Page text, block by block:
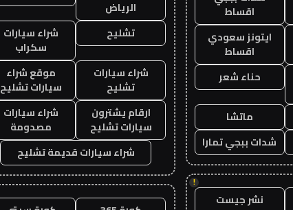
اقساط
ايتونز سعودي
اقساط
حناء شعر
ماتشا
شدات ببجي تمارا
!
نشر جيست
الرياض
تشليح
شراء سيارات
سكراب
شراء سيارات
تشليح
موقع شراء
سيارات تشليح
ارقام يشترون
سيارات تشليح
شراء سيارات
مصدومة
شراء سيارات قديمة تشليح